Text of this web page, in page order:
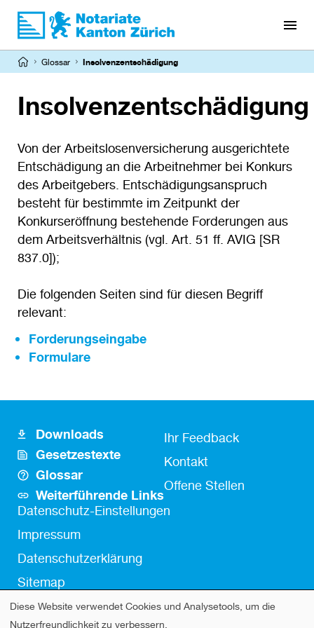
Direkt
zum
Pfadnavigation
Glossar Insolvenzentschädigung
Insolvenzentschädigung
Von der Arbeitslosenversicherung ausgerichtete
Entschädigung an die Arbeitnehmer bei Konkurs
des Arbeitgebers. Entschädigungsanspruch
besteht für bestimmte im Zeitpunkt der
Konkurseröffnung bestehende Forderungen aus
dem Arbeitsverhältnis (vgl. Art. 51 ff. AVIG [SR
837.0]);
Die folgenden Seiten sind für diesen Begriff
relevant:
Forderungseingabe
Formulare
Footer
Icon
Links
Downloads
Gesetzestexte
Glossar
Weiterführende Links
Fusszeile
Kontakt
Ihr Feedback
Kontakt
Offene Stellen
Fußzeile
Datenschutz-Einstellungen
Impressum
Datenschutzerklärung
Sitemap
Verwendung
Diese Website verwendet Cookies und Analysetools, um die
Nutzerfreundlichkeit zu verbessern.